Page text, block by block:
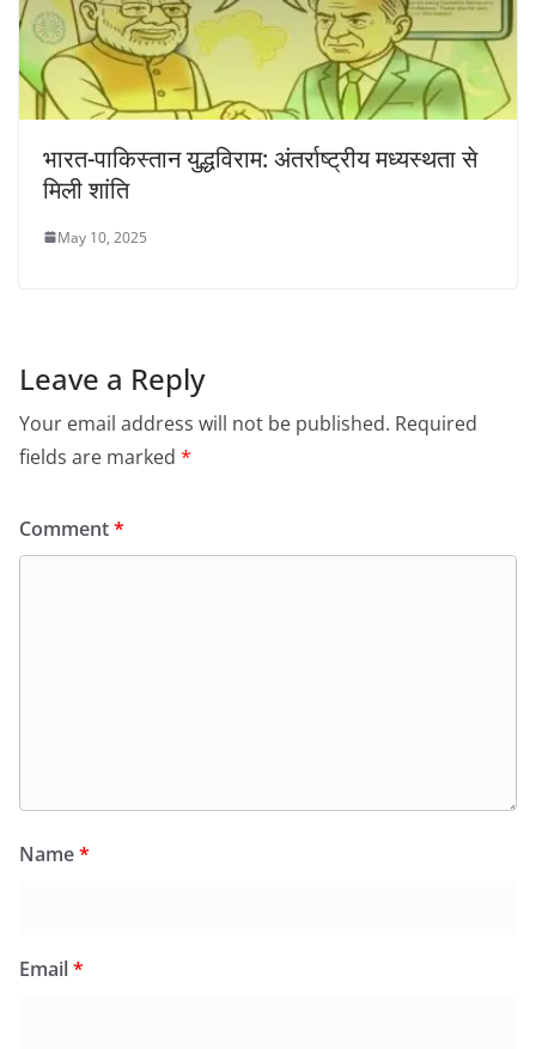
भारत-पाकिस्तान युद्धविराम: अंतर्राष्ट्रीय मध्यस्थता से
मिली शांति
May 10, 2025
Leave a Reply
Your email address will not be published. Required
fields are marked *
Comment*
Name*
Email*